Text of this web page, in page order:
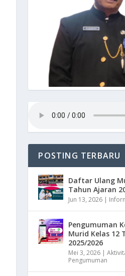
POSTING TERBARU
Daftar Ulang
Tahun Ajaran
Jun 13, 2026
Pengumuman
Murid Kelas 12
2025/2026
Mei 3, 2026 |
Pengumuman